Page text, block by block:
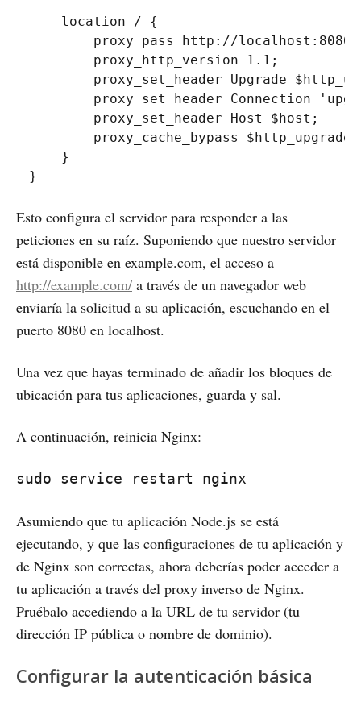
    location
/
{
        proxy_pass http
: //localhost : 8080
        proxy_http_version
1.1 ;
proxy_set_header Upgrade
        proxy_set_header Connection
        proxy_set_header Host $host
;
        proxy_cache_bypass $http_upgrade
}
}
Esto configura el servidor para responder a las
peticiones en su raíz. Suponiendo que nuestro servidor
está disponible en example.com, el acceso a
http://example.com/ a través de un navegador web
enviaría la solicitud a su aplicación, escuchando en el
puerto 8080 en localhost.
Una vez que hayas terminado de añadir los bloques de
ubicación para tus aplicaciones, guarda y sal.
A continuación, reinicia Nginx:
sudo service restart nginx
Asumiendo que tu aplicación Node.js se está
ejecutando, y que las configuraciones de tu aplicación y
de Nginx son correctas, ahora deberías poder acceder a
tu aplicación a través del proxy inverso de Nginx.
Pruébalo accediendo a la URL de tu servidor (tu
dirección IP pública o nombre de dominio).
Configurar la autenticación básica